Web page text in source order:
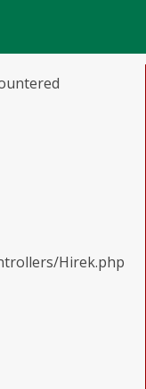
Hirek.php